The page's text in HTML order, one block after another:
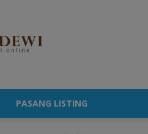
PASANG LISTING